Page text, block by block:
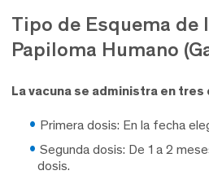
Tipo de Esquema de
Papiloma Humano
La vacuna se administra en tres
Primera dosis: En la fecha
Segunda dosis: De 1 a 2
dosis.